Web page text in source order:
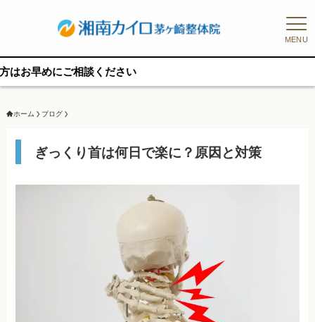
MENU
ご相談ください
ホーム ブログ
ぎっくり首は何日で楽に？原因と対策